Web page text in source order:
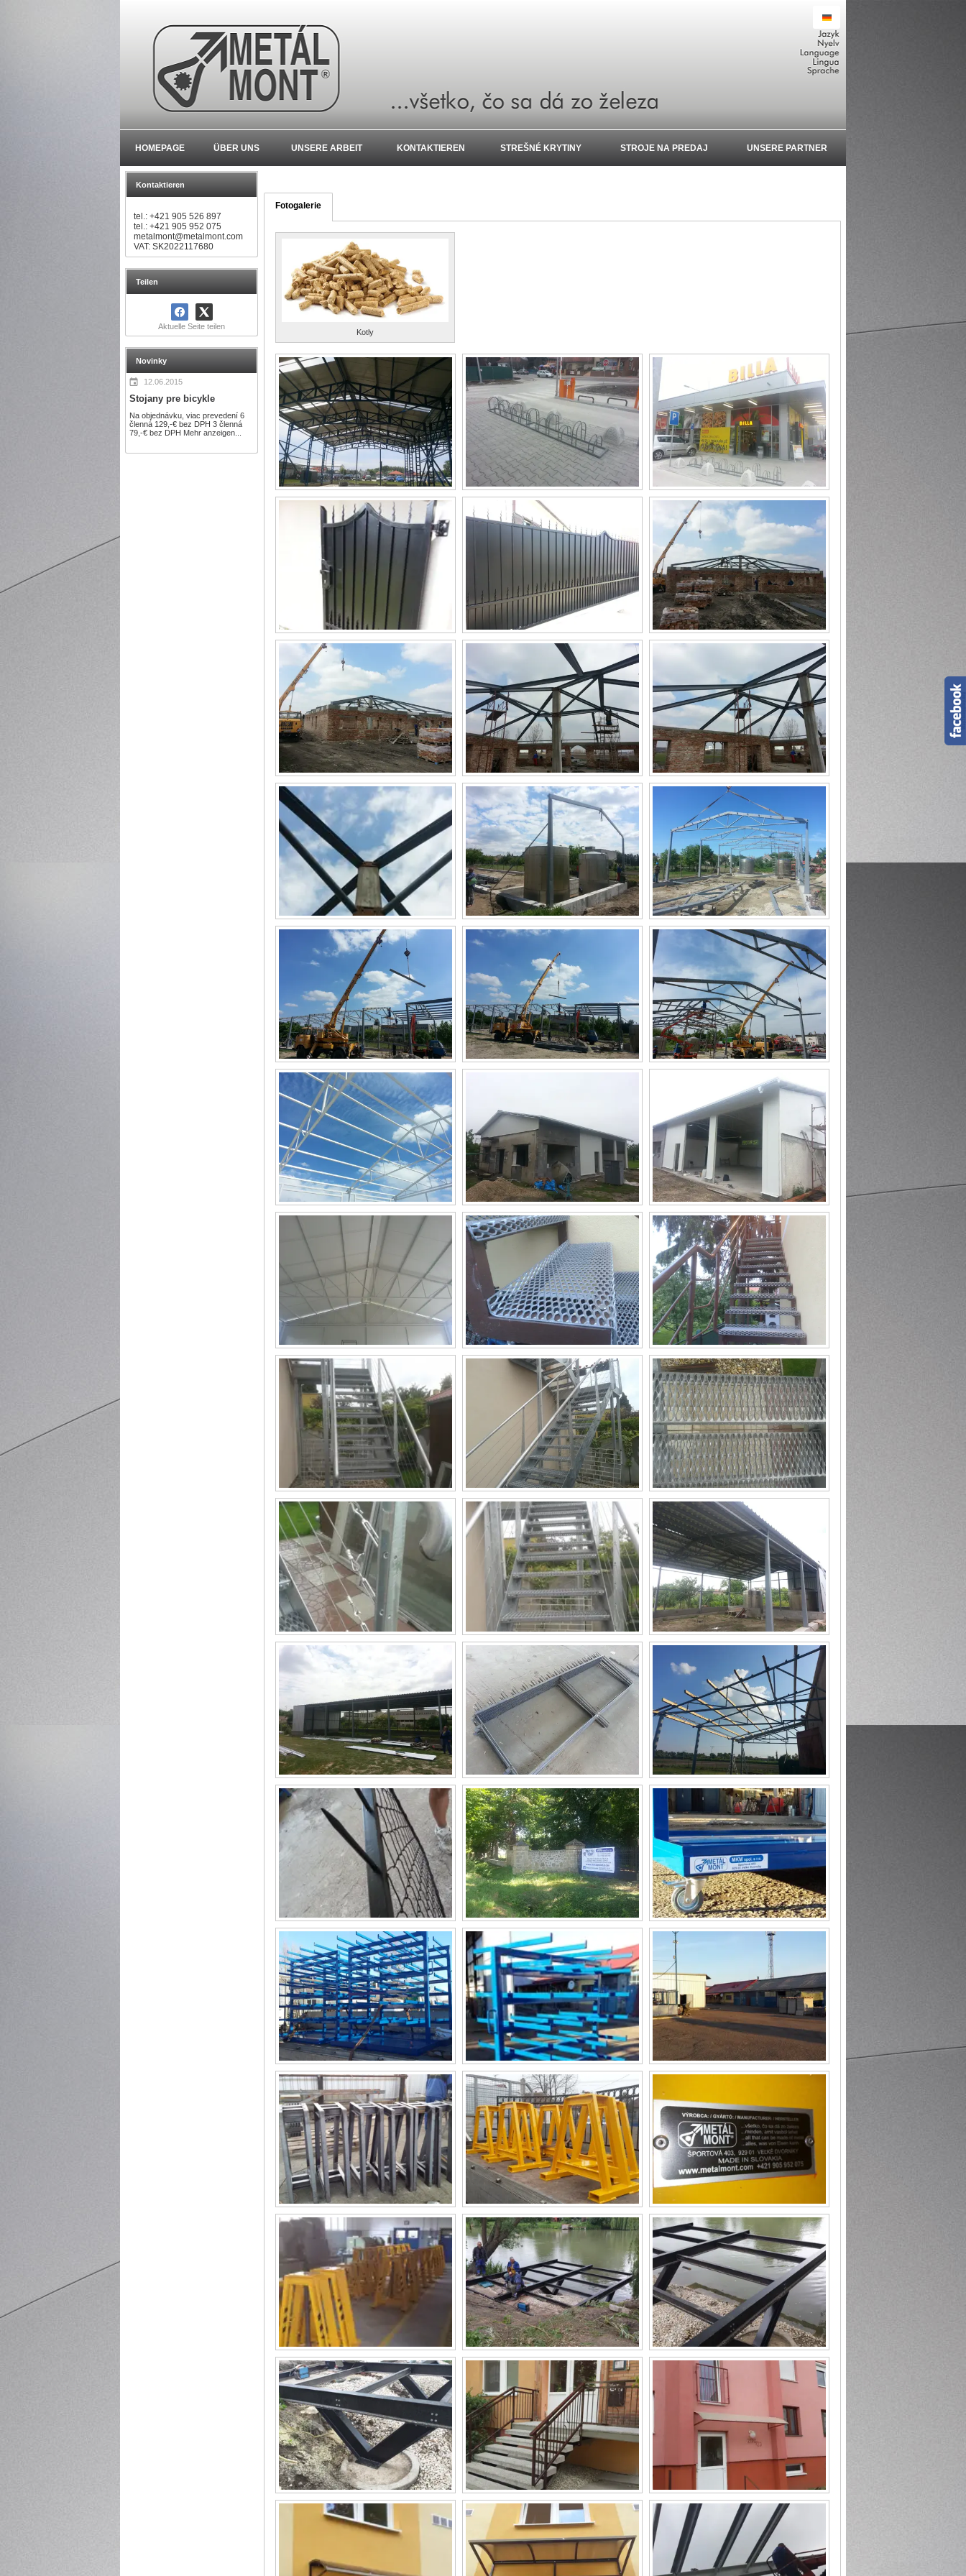
HOMEPAGE ÜBER UNS UNSERE ARBEIT KONTAKTIEREN STREŠNÉ KRYTINY STROJE NA PREDAJ UNSERE PARTNER
Kontaktieren
tel.: +421 905 526 897
tel.: +421 905 952 075
metalmont@metalmont.com
VAT: SK2022117680
Teilen
Aktuelle Seite teilen
Novinky
12.06.2015
Stojany pre bicykle
Na objednávku, viac prevedení 6
členná 129,-€ bez DPH 3 členná
79,-€ bez DPH Mehr anzeigen...
Fotogalerie
Kotly